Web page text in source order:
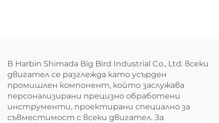
В Harbin Shimada Big Bird Industrial Co., Ltd. всеки
двигател се разглежда като усърден
промишлен компонент, който заслужава
персонализирани прецизно обработени
инструменти, проектирани специално за
съвместимост с всеки двигател. За